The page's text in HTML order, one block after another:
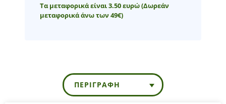
Τα μεταφορικά είναι 3.50 ευρώ(Δωρεάν
μεταφορικά άνω των 49€)
ΠΕΡΙΓΡΑΦΉ